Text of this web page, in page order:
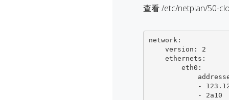
查看 /etc/netplan/50-
network:
            - 2a10